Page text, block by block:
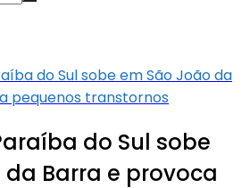
do Sul sobe em São João da
pequenos transtornos
do Sul sobe
Barra e provoca